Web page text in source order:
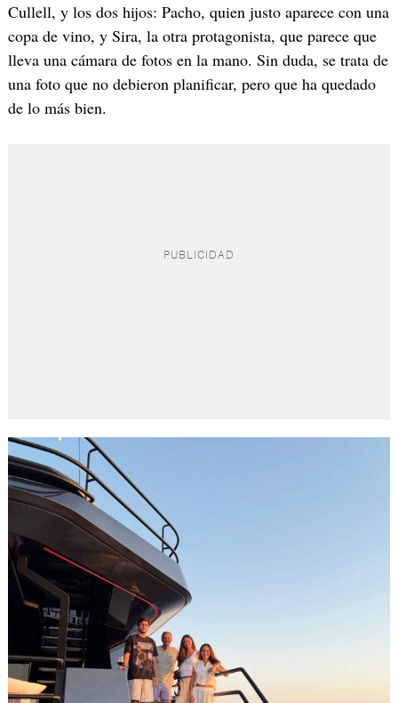
Cullell, y los dos hijos: Pacho, quien justo aparece con una
copa de vino, y Sira, la otra protagonista, que parece que
lleva una cámara de fotos en la mano. Sin duda, se trata de
una foto que no debieron planificar, pero que ha quedado
de lo más bien.